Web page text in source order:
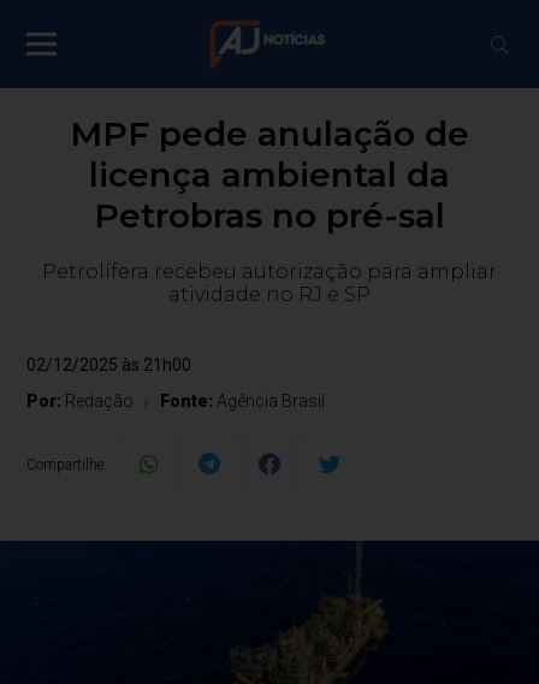
MPF pede anulação de
licença ambiental da
Petrobras no pré-sal
Petrolífera recebeu autorização para ampliar
atividade no RJ e SP
02/12/2025 às 21h00
Por: Redação Fonte: Agência Brasil
Compartilhe: